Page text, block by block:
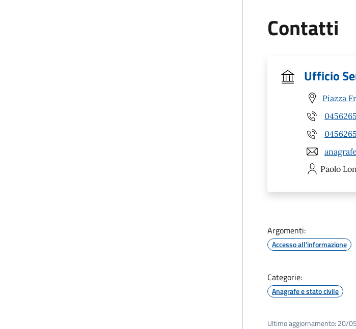
Contatti
Ufficio
Piazza
Paolo
Argomenti:
Accesso all'informazione
Categorie:
Anagrafe e stato civile
Ultimo aggiornamento: 20/